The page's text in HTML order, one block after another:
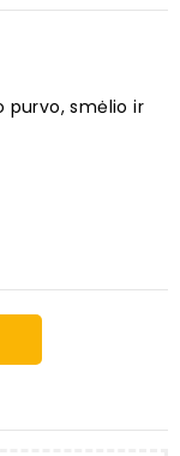
purvo, smėlio ir